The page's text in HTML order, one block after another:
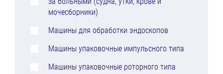
мочесборники)
Машины для обработки эндоскопов
Машины упаковочные импульсного типа
Машины упаковочные роторного типа